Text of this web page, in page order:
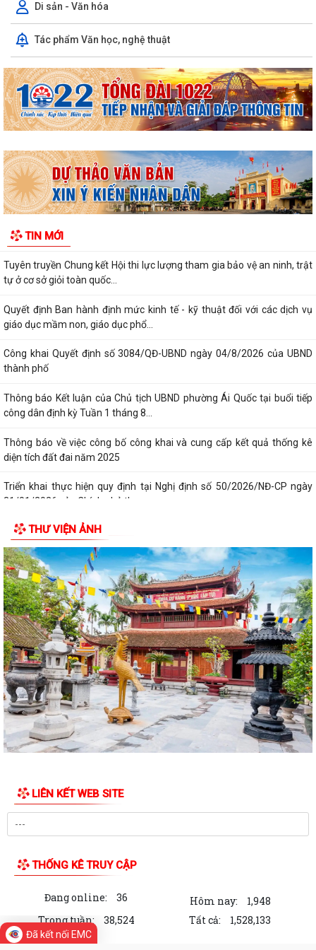
Di sản - Văn hóa
Tác phẩm Văn học, nghệ thuật
TIN MỚI
Thông báo về việc công bố công khai thủ tục hành chính ban hành
Phối hợp triển khai các hoạt động trước khi ngừng hoạt động mạng
thông tin di động công nghệ 2G
Thông báo Tuyển ứng viên điều dưỡng, nhân viên chăm sóc đi làm việc
tại Nhật Bản theo chương trình...
trong thời gian tới
THÔNG BÁO 457 Kết luận của Chủ tịch UBND phường tại cuộc họp
UBND phường tháng 8 năm 2026 (lần 1)
KẾ HOẠCH Phát triển kinh tế - xã hội 6 tháng cuối năm 2026
Tuyên truyền Chung kết Hội thi lực lượng tham gia bảo vệ an ninh, trật
tự ở cơ sở giỏi toàn quốc...
Quyết định Ban hành định mức kinh tế - kỹ thuật đối với các dịch vụ
giáo dục mầm non, giáo dục phổ...
Công khai Quyết định số 3084/QĐ-UBND ngày 04/8/2026 của UBND
thành phố
Thông báo Kết luận của Chủ tịch UBND phường Ái Quốc tại buổi tiếp
công dân định kỳ Tuần 1 tháng 8...
Thông báo về việc công bố công khai và cung cấp kết quả thống kê
diện tích đất đai năm 2025
Triển khai thực hiện quy định tại Nghị định số 50/2026/NĐ-CP ngày
31/01/2026 của Chính phủ theo...
Công văn 2843 về việc triển khai thực hiện Quyết định số 2843/QĐ-
UBND ngày 23/7/2026 của Uỷ ban...
Triển khai, thực hiện ý kiến chỉ đạo của Ban Thường vụ Thành ủy tại
Thông báo số 485-TB/TU, ngày...
Công khai bán đấu giá tài sản Quyền sử dụng đất và tài sản trên đất
địa chỉ thửa đất tại TDP Đồng...
Thông báo về việc công bố công khai Quyết định số 55/2026/QĐ-
UBND ngày 08/7/2026 của UBND thành phố...
Công bố công khai danh mục thủ tục hành chính đủ điều kiện cung cấp
dịch vụ công trực tuyến và thủ...
Thông báo Ban hành bổ sung, sửa đổi mã định danh cho các cơ quan,
Triển khai Nghị định số 294/2026/NĐ-CP, Nghị định số 295/2026/NĐ-
CP và Nghị định số 296/2026/NĐ-CP...
định chi tiết một số điều và biện...
Quán triệt chỉ đạo của Tổng Bí thư, Chủ tịch nước tại Thông báo số 64-
TB/VPTW, ngày 22/5/2026 và...
THƯ VIỆN ẢNH
LIÊN KẾT WEB SITE
THỐNG KÊ TRUY CẬP
Đang online: 36 Hôm nay:
1,948
Trong tuần:
38,524 Tất cả: 1,528,133
Đã kết nối EMC